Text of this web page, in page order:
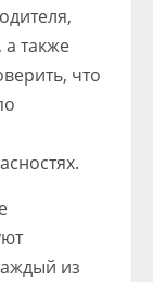
а также
что
из